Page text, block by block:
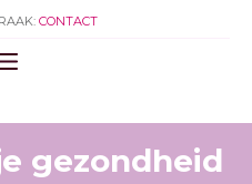
CONTACT
gezondheid